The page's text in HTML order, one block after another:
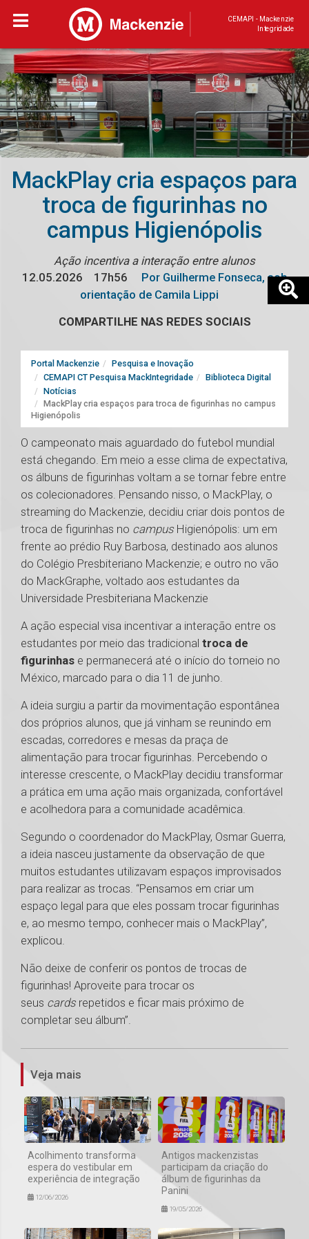
CEMAPI - Mackenzie
Integridade
MackPlay cria espaços para
troca de figurinhas no
campus Higienópolis
Ação incentiva a interação entre alunos
12.05.2026
17h56
Por Guilherme Fonseca, sob
orientação de Camila Lippi
COMPARTILHE NAS REDES SOCIAIS
Portal Mackenzie
Pesquisa e Inovação
CEMAPI CT Pesquisa MackIntegridade
Biblioteca Digital
Notícias
MackPlay cria espaços para troca de figurinhas no campus
Higienópolis
O campeonato mais aguardado do futebol mundial
está chegando. Em meio a esse clima de expectativa,
os álbuns de figurinhas voltam a se tornar febre entre
os colecionadores. Pensando nisso, o MackPlay, o
streaming do Mackenzie, decidiu criar dois pontos de
troca de figurinhas no campus Higienópolis: um em
frente ao prédio Ruy Barbosa, destinado aos alunos
do Colégio Presbiteriano Mackenzie; e outro no vão
do MackGraphe, voltado aos estudantes da
Universidade Presbiteriana Mackenzie
A ação especial visa incentivar a interação entre os
estudantes por meio das tradicional troca de
figurinhas e permanecerá até o início do torneio no
México, marcado para o dia 11 de junho.
A ideia surgiu a partir da movimentação espontânea
dos próprios alunos, que já vinham se reunindo em
escadas, corredores e mesas da praça de
alimentação para trocar figurinhas. Percebendo o
interesse crescente, o MackPlay decidiu transformar
a prática em uma ação mais organizada, confortável
e acolhedora para a comunidade acadêmica.
Segundo o coordenador do MackPlay, Osmar Guerra,
a ideia nasceu justamente da observação de que
muitos estudantes utilizavam espaços improvisados
para realizar as trocas. “Pensamos em criar um
espaço legal para que eles possam trocar figurinhas
e, ao mesmo tempo, conhecer mais o MackPlay”,
explicou.
Não deixe de conferir os pontos de trocas de
figurinhas! Aproveite para trocar os
seus cards repetidos e ficar mais próximo de
completar seu álbum”.
Veja mais
Acolhimento transforma
espera do vestibular em
experiência de integração
12/06/2026
Antigos mackenzistas
participam da criação do
álbum de figurinhas da
Panini
19/05/2026